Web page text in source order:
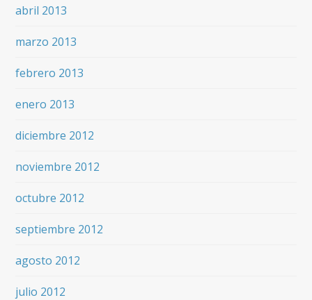
abril 2013
marzo 2013
febrero 2013
enero 2013
diciembre 2012
noviembre 2012
octubre 2012
septiembre 2012
agosto 2012
julio 2012